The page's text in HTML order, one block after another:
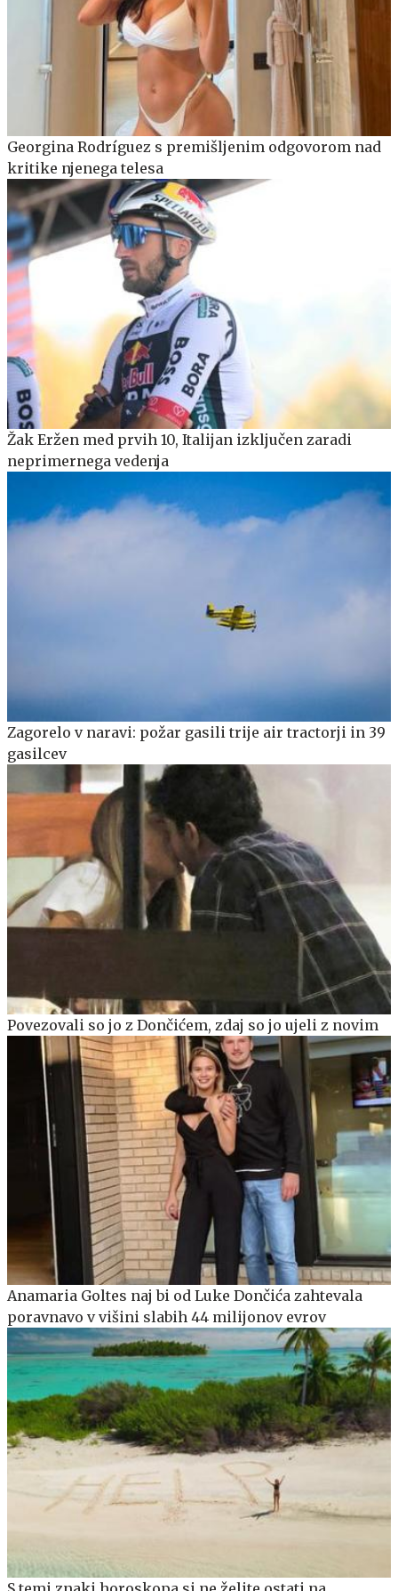
Georgina Rodríguez s premišljenim odgovorom nad
kritike njenega telesa
Žak Eržen med prvih 10, Italijan izključen zaradi
neprimernega vedenja
Zagorelo v naravi: požar gasili trije air tractorji in 39
gasilcev
Povezovali so jo z Dončićem, zdaj so jo ujeli z novim
Anamaria Goltes naj bi od Luke Dončića zahtevala
poravnavo v višini slabih 44 milijonov evrov